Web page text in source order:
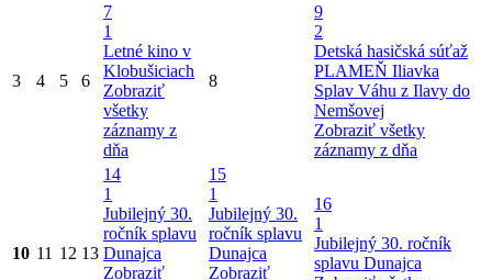
3 4 5 6
7
1
Letné kino v
Klobušiciach
Zobraziť
všetky
záznamy z
dňa
8
9
2
Detská hasičská súťaž
PLAMEŇ Iliavka
Splav Váhu z Ilavy do
Nemšovej
Zobraziť všetky
záznamy z dňa
10 11 12 13
14
1
Jubilejný 30.
ročník splavu
Dunajca
Zobraziť
15
1
Jubilejný 30.
ročník splavu
Dunajca
Zobraziť
16
1
Jubilejný 30. ročník
splavu Dunajca